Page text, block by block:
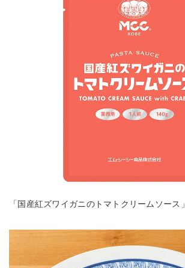
「国産紅ズワイガニのトマトクリームソース」